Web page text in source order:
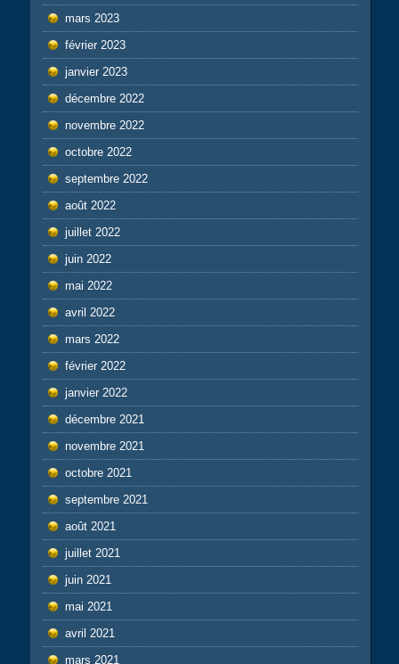
mars 2023
février 2023
janvier 2023
décembre 2022
novembre 2022
octobre 2022
septembre 2022
août 2022
juillet 2022
juin 2022
mai 2022
avril 2022
mars 2022
février 2022
janvier 2022
décembre 2021
novembre 2021
octobre 2021
septembre 2021
août 2021
juillet 2021
juin 2021
mai 2021
avril 2021
mars 2021